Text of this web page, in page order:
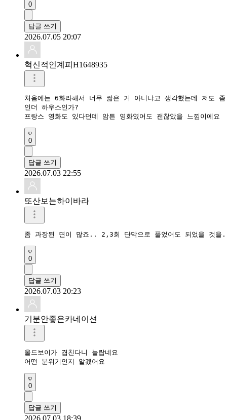
0
답글 쓰기
2026.07.05 20:07
혁신적인계피H1648935
처음에는 6화라해서 너무 짧은 거 아니냐고 생각했는데 저도
인더 하우스인가?
프랑스 영화도 있다던데 암튼 영화였어도 괜찮았을 느낌이에요
0
답글 쓰기
2026.07.03 22:55
또산보는하이바라
좀 과장된 면이 많죠.. 2,3회 단막으로 풀었어도 되었을 것
0
답글 쓰기
2026.07.03 20:23
기분안좋은카네이션
올드보이가 겹친다니 놀랍네요
어떤 분위기인지 알겠어요
0
답글 쓰기